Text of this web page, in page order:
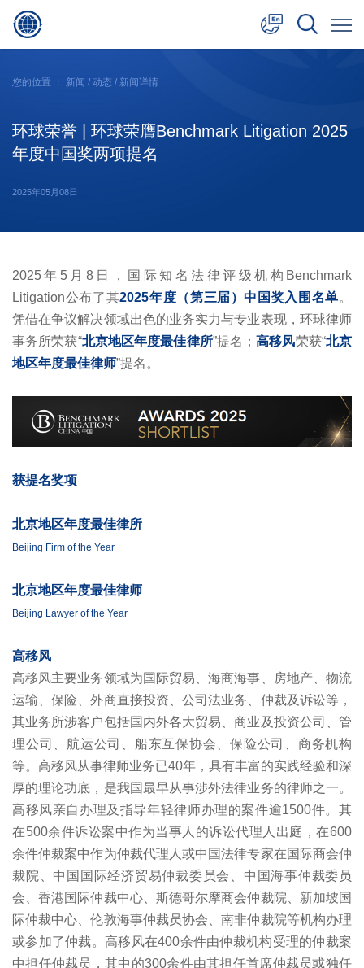
日本語
您的位置 ： 新闻 / 动态 / 新闻详情
环球荣誉 | 环球荣膺Benchmark Litigation 2025
年度中国奖两项提名
2025年05月08日
2025年5月8日，国际知名法律评级机构Benchmark
Litigation公布了其2025年度（第三届）中国奖入围名单。
凭借在争议解决领域出色的业务实力与专业表现，环球律师
事务所荣获“北京地区年度最佳律所”提名；高移风荣获“北京
地区年度最佳律师”提名。
获提名奖项
北京地区年度最佳律所
Beijing Firm of the Year
北京地区年度最佳律师
Beijing Lawyer of the Year
高移风
高移风主要业务领域为国际贸易、海商海事、房地产、物流
运输、保险、外商直接投资、公司法业务、仲裁及诉讼等，
其业务所涉客户包括国内外各大贸易、商业及投资公司、管
理公司、航运公司、船东互保协会、保险公司、商务机构
等。高移风从事律师业务已40年，具有丰富的实践经验和深
厚的理论功底，是我国最早从事涉外法律业务的律师之一。
高移风亲自办理及指导年轻律师办理的案件逾1500件。其
在500余件诉讼案中作为当事人的诉讼代理人出庭，在600
余件仲裁案中作为仲裁代理人或中国法律专家在国际商会仲
裁院、中国国际经济贸易仲裁委员会、中国海事仲裁委员
会、香港国际仲裁中心、斯德哥尔摩商会仲裁院、新加坡国
际仲裁中心、伦敦海事仲裁员协会、南非仲裁院等机构办理
或参加了仲裁。高移风在400余件由仲裁机构受理的仲裁案
中担任仲裁员，其中的300余件由其担任首席仲裁员或独任